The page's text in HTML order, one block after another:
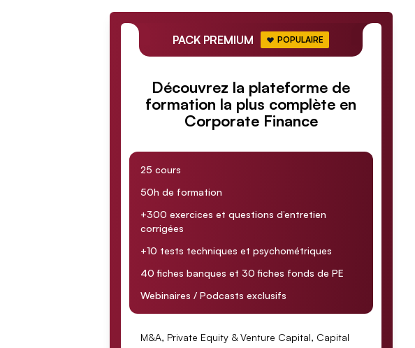
PACK PREMIUM POPULAIRE
Découvrez la plateforme de
formation la plus complète en
Corporate Finance
25 cours
50h de formation
+300 exercices et questions d’entretien
corrigées
+10 tests techniques et psychométriques
40 fiches banques et 30 fiches fonds de PE
Webinaires / Podcasts exclusifs
M&A, Private Equity & Venture Capital, Capital